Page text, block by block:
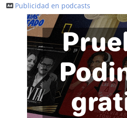
Publicidad en podcasts